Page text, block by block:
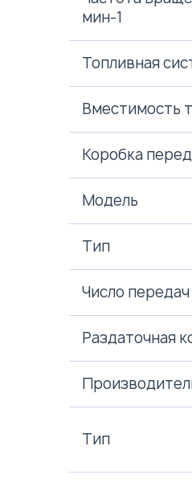
мин-1
Топливная
Вместимость
Коробка
Модель
Тип
Число передач
Раздаточная
Тип